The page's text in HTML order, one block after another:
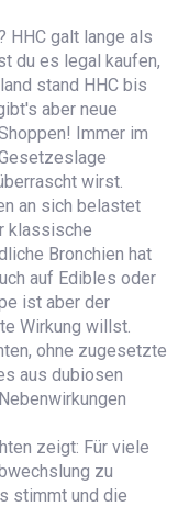
HHC galt lange als
du es legal kaufen,
stand HHC bis
aber neue
Immer im
wirst.
an sich belastet
klassische
Bronchien hat
auf Edibles oder
ist aber der
Wirkung willst.
ohne zugesetzte
aus dubiosen
zeigt: Für viele
zu
stimmt und die